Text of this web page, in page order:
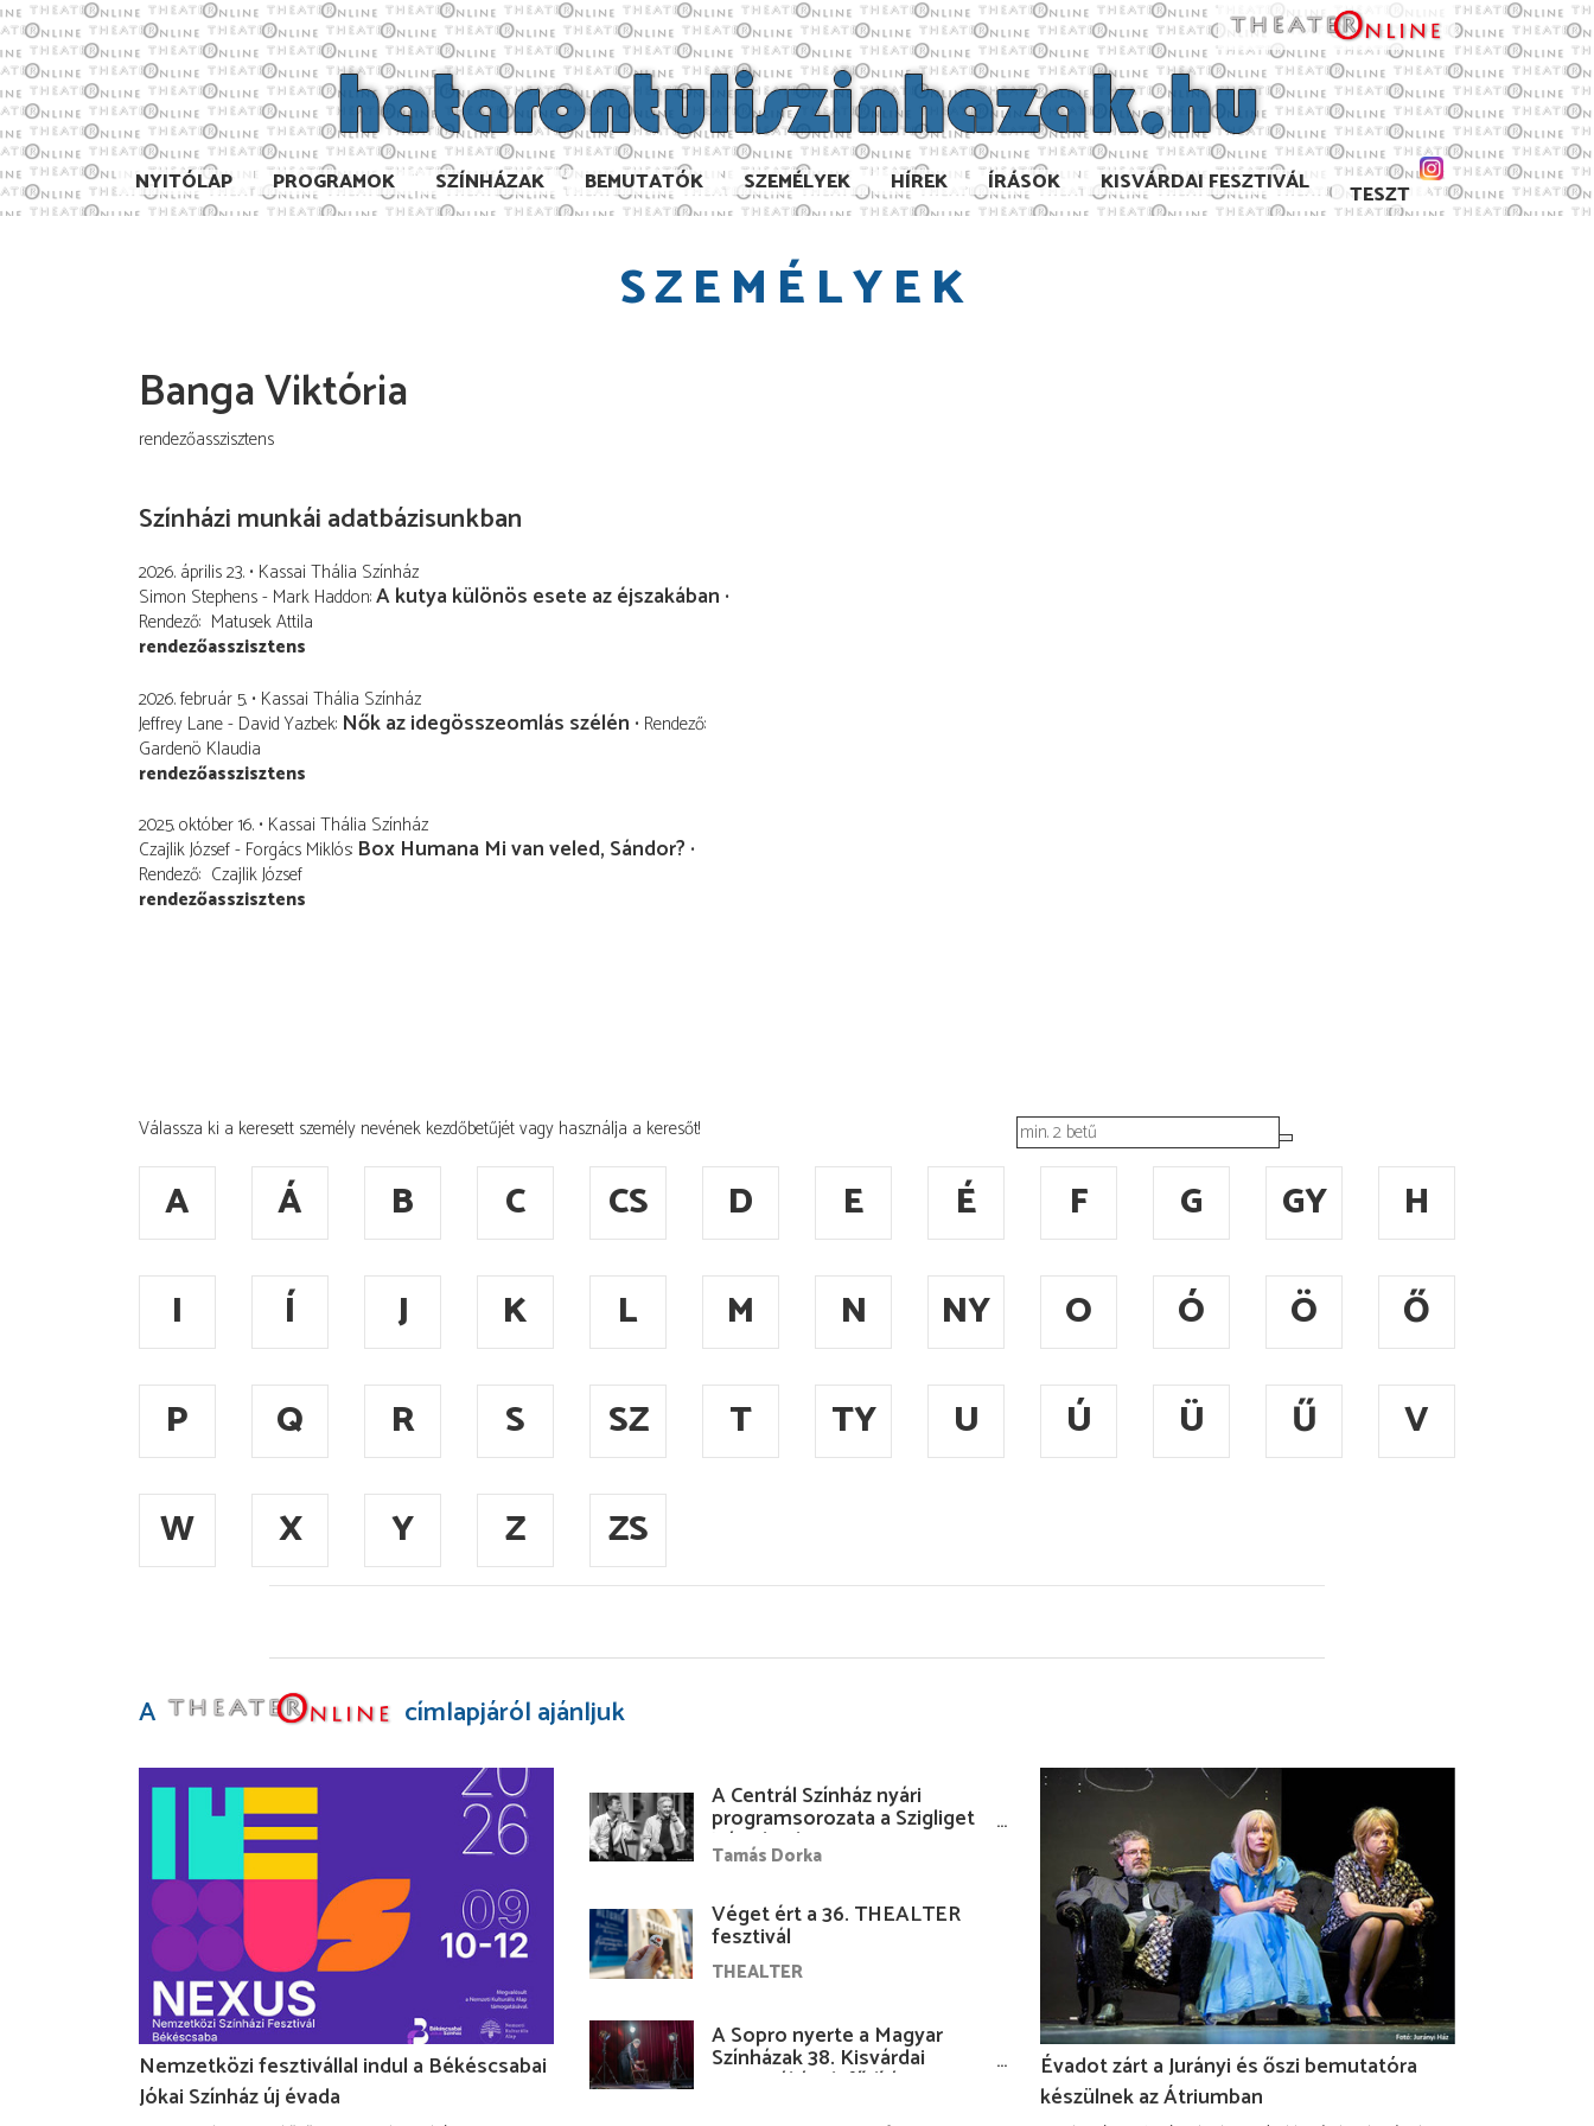
NYITÓLAP PROGRAMOK SZÍNHÁZAK BEMUTATÓK SZEMÉLYEK HÍREK ÍRÁSOK KISVÁRDAI FESZTIVÁL TESZT
SZEMÉLYEK
Banga Viktória
rendezőasszisztens
Színházi munkái adatbázisunkban
2026. április 23. Kassai Thália Színház
Simon Stephens - Mark Haddon A kutya különös esete az éjszakában
Rendező Matusek Attila
rendezőasszisztens
2026. február 5. Kassai Thália Színház
Jeffrey Lane - David Yazbek Nők az idegösszeomlás szélén Rendező
Gardenö Klaudia
rendezőasszisztens
2025. október 16. Kassai Thália Színház
Czajlik József - Forgács Miklós Box Humana Mi van veled, Sándor?
Rendező Czajlik József
rendezőasszisztens
Válassza ki a keresett személy nevének kezdőbetűjét vagy használja a keresőt!
A Á B C CS D E É F G GY
H
I
Í J K L M N NY O Ó Ö
Ő
P
Q R S SZ T TY U Ú Ü Ű
V
W
X Y Z ZS
A címlapjáról ajánljuk
Nemzetközi fesztivállal indul a Békéscsabai
Jókai Színház új évada
A Centrál Színház nyári
programsorozata a Szigliget
Várudvarban
Tamás Dorka
Véget ért a 36. THEALTER
fesztivál
THEALTER
A Sopro nyerte a Magyar
Színházak 38. Kisvárdai
Fesztiváljának fődíját
Évadot zárt a Jurányi és őszi bemutatóra
készülnek az Átriumban